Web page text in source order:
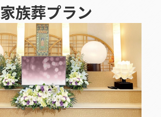
家族葬プラン